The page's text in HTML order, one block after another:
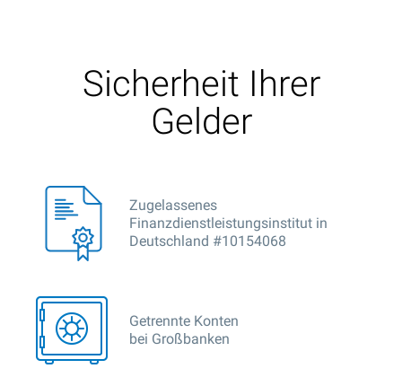
Sicherheit Ihrer
Gelder
Zugelassenes
Finanzdienstleistungsinstitut in
Deutschland #10154068
Getrennte Konten
bei Großbanken